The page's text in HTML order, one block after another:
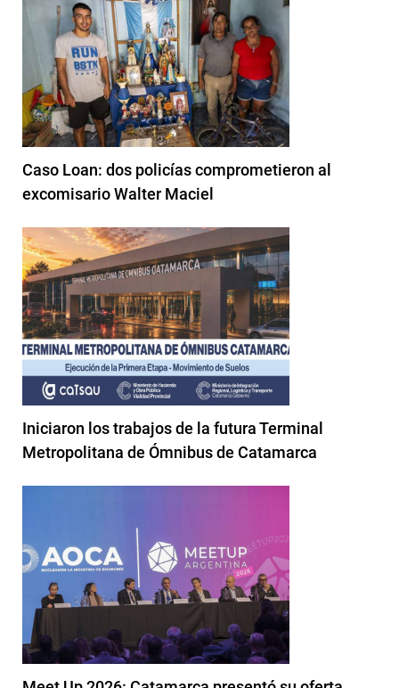
Caso Loan: dos policías comprometieron al
excomisario Walter Maciel
Iniciaron los trabajos de la futura Terminal
Metropolitana de Ómnibus de Catamarca